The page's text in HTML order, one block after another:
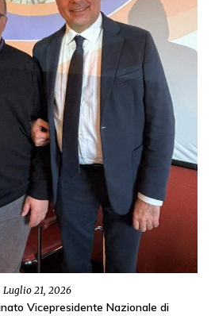
Luglio 21, 2026
Vicepresidente Nazionale di